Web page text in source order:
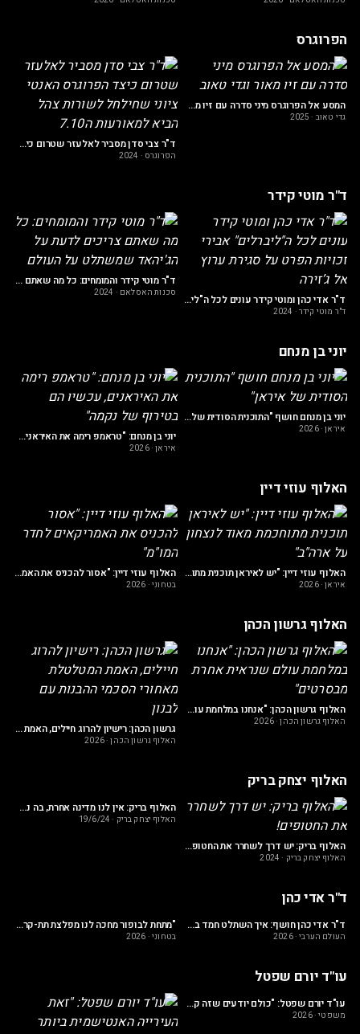
הפרוגרס
המסע אל הפרוגרס מיני סדרה עם זיו מאור וגדי טאוב
גדי טאוב ·
2025
ד"ר צבי סדן מסביר לאלעזר שטרום כיצד הפרוגרס האנטי ציוני שחילחל לשורות צהל הביא למאורעות ה7.10
הפרוגרס ·
2024
ד"ר מוטי קידר
ד"ר אדי כהן ומוטי קידר עונים לכל ה"ליברלים" אבירי זכויות הפרט על סגירת ערוץ אל ג’זירה
ד"ר מוטי קידר ·
2024
ד"ר מוטי קידר והמומחים: כל מה שאתם צריכים לדעת על הג'יהאד שמשתלט על העולם
סכנות האסלאם ·
2024
יוני בן מנחם
יוני בן מנחם חושף "התוכנית הסודית של איראן"
איראן·
2026 יוני בן מנחם: "טראמפ רימה את האיראנים, עכשיו הם בטירוף של נקמה"
איראן·
2026
האלוף עוזי דיין
האלוף עוזי דיין: "יש לאיראן תוכנית מתוחכמת מאוד לנצחון על ארה"ב"
איראן·
2026
האלוף עוזי דיין: "אסור להכניס את האמריקאים לחדר המו"מ"
בטחוני·
2026
האלוף גרשון הכהן
האלוף גרשון הכהן: "אנחנו במלחמת עולם שנראית אחרת מבסרטים"
האלוף גרשון הכהן·
2026 גרשון הכהן: רישיון להרוג חיילים, האמת המטלטלת מאחורי הסכמי ההבנות עם לבנון
האלוף גרשון הכהן·
2026
האלוף יצחק בריק
האלוף בריק: יש דרך לשחרר את החטופים!
האלוף יצחק בריק ·
2024
האלוף בריק: אין לנו מדינה אחרת, בה נחיה ובה ננצח 2000 שנה חיכינו לחזור לארץ ישראל ואין לנו מקום אחר
האלוף יצחק בריק ·
19/6/24
ד"ר אדי כהן
ד"ר אדי כהן חושף: איך השתלט חמד בן חליפה על קטאר תוך כדי שהוא מדיח את אביו
העולם הערבי·
2026
"מתחת לבופור מחכה לנו מפלצת תת-קרקעית": ד"ר אדי כהן על מתחם עמאד 4
בטחוני·
2026
עו"ד יורם שפטל
עו"ד יורם שפטל: "כולם יודעים שזה קרה כי ה"מניאק" תפס אותו בגרון"
משפטי·
2026